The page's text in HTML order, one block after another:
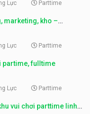
Lực Parttime
marketing, kho –
Lực Parttime
partime, fulltime
Lực Parttime
vui chơi parttime linh